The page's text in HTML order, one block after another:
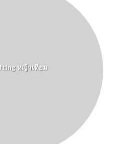
หญ้าเทียม